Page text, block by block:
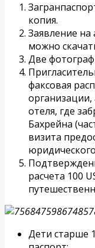
копия.
Заявление на
можно
Две
факсовая
отеля, где
Бахрейна
визита
расчета 100
Дети старше